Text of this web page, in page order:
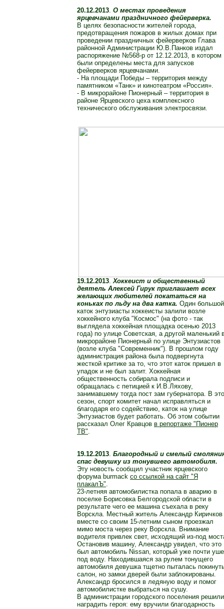
20.12.2013. О местах проведения
ярцевчанами праздничного фейерверка.
В целях безопасности жителей города,
предотвращения пожаров в жилых домах при
проведении праздничных фейерверков Глава
районной Администрации Ю.В.Панков издал
распоряжение №568-р от 12.12.2013, в котором
были определены места для запусков
фейерверков ярцевчанами.
- На площади Победы – территория между
памятником «Танк» и кинотеатром «Россия».
- В микрорайоне Пионерный – территория в
районе Ярцевского цеха комплексного
технического обслуживания электросвязи.
19.12.2013.Хоккеист и общественный
деятель Алексей Гирук приглашает всех
желающих любителей покататься на
коньках по льду на два катка. Один большой
каток энтузиасты хоккеисты залили возле
хоккейного клуба "Космос" (на фото - так
выглядела хоккейная площадка осенью 2013
года) по улице Советская, а другой маленький
микрорайоне Пионерный по улице Энтузиастов
(возле клуба "Современник"). В прошлом году
администрация района была подвергнута
жесткой критике за то, что этот каток пришел в
упадок и не был залит. Хоккейная
общественность собирала подписи и
обращалась с петицией к И.В.Ляхову,
занимавшему тогда пост зам губернатора. В
сезон, спорт комитет начал исправляться и
благодаря его содействию, каток на улице
Энтузиастов будет работать. Об этом событии
рассказал Олег Кравцов в репортаже "Пионер
ТВ".
19.12.2013. Благородный и смелый
спас девушку из тонувшего автомобиля.
Эту новость сообщил участник ярцевского
форума burmack со ссылкой на сайт "Я
плакалЪ".
23-летняя автомобилистка попала в аварию в
поселке Борисовка Белгородской области в
результате чего ее машина съехала в реку
Ворскла. Местный житель Александр Киричков
вместе со своим 15-летним сыном проезжал
мимо моста через реку Ворскла. Внимание
водителя привлек свет, исходящий из-под
Остановив машину, Александр увидел, что это
был автомобиль Nissan, который уже почти
под воду. Находившаяся за рулем тонущего
автомобиля девушка тщетно пыталась
салон, но замки дверей были заблокированы.
Александр бросился в ледяную воду и помог
автомобилистке выбраться на сушу.
В администрации городского поселения решили
наградить героя: ему вручили благодарность